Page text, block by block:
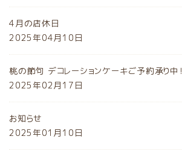
4月の店休日
2025年04月10日
桃の節句 デコレーションケーキご予約承り中！
2025年02月17日
お知らせ
2025年01月10日